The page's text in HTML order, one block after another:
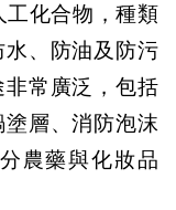
工化合物，種類
、防油及防污
常廣泛，包括
層、消防泡沫
農藥與化妝品